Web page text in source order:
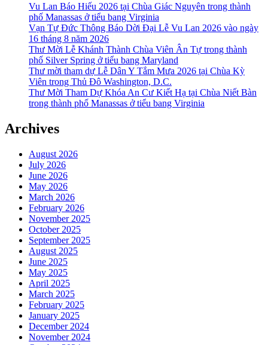
Vu Lan Báo Hiếu 2026 tại Chùa Giác Nguyên trong thành
phố Manassas ở tiểu bang Virginia
Vạn Tự Đức Thông Báo Dời Đại Lễ Vu Lan 2026 vào ngày
16 tháng 8 năm 2026
Thư Mời Lễ Khánh Thành Chùa Viên Ân Tự trong thành
phố Silver Spring ở tiểu bang Maryland
Thư mời tham dự Lễ Dân Y Tắm Mưa 2026 tại Chùa Kỳ
Viên trong Thủ Đô Washington, D.C.
Thư Mời Tham Dự Khóa An Cư Kiết Hạ tại Chùa Niết Bàn
trong thành phố Manassas ở tiểu bang Virginia
Archives
August 2026
July 2026
June 2026
May 2026
March 2026
February 2026
November 2025
October 2025
September 2025
August 2025
June 2025
May 2025
April 2025
March 2025
February 2025
January 2025
December 2024
November 2024